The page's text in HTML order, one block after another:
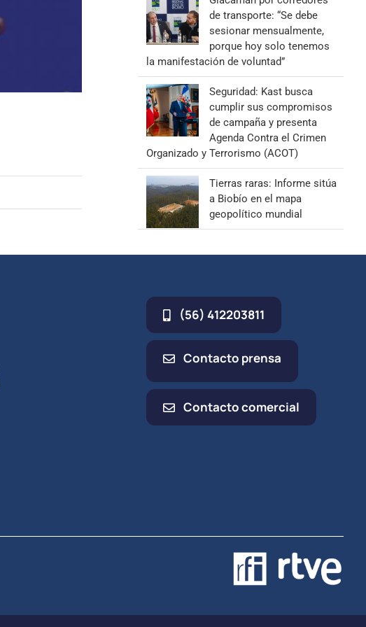
de transporte: “Se debe
sesionar mensualmente,
porque hoy solo tenemos
la manifestación de voluntad”
Seguridad: Kast busca
cumplir sus compromisos
de campaña y presenta
Agenda Contra el Crimen
Organizado y Terrorismo (ACOT)
Tierras raras: Informe sitúa
a Biobío en el mapa
geopolítico mundial
(56) 412203811
Contacto prensa
Contacto comercial